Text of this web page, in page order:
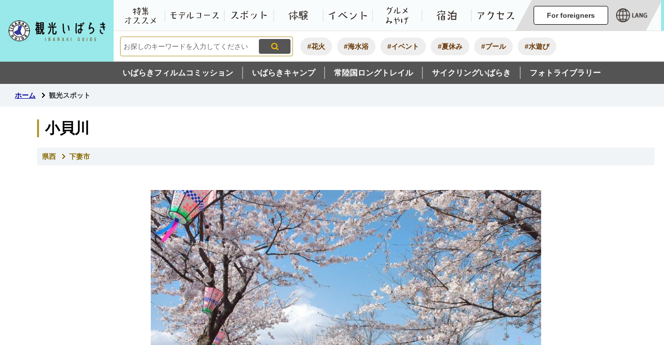
観光いばらき公式ホームページ
特集・オススメ
モデルコーススポット 体験 イベント グルメ・みやげ宿泊 アクセス
For foreigners
#花火 #海水浴 #イベント #夏休み #プール #水遊び
いばらきフィルムコミッション いばらきキャンプ 常陸国ロングトレイル サイクリングいばらき フォトライブラリー
ホーム 観光スポット
小貝川
県西 下妻市